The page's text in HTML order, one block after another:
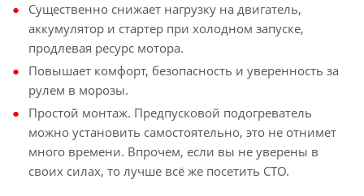
Существенно снижает нагрузку на двигатель,
аккумулятор и стартер при холодном запуске,
продлевая ресурс мотора.
Повышает комфорт, безопасность и уверенность за
рулем в морозы.
Простой монтаж. Предпусковой подогреватель
можно установить самостоятельно, это не отнимет
много времени. Впрочем, если вы не уверены в
своих силах, то лучше всё же посетить СТО.